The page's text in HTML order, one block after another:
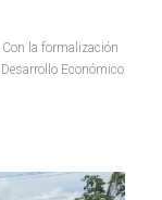
la formalización
Económico